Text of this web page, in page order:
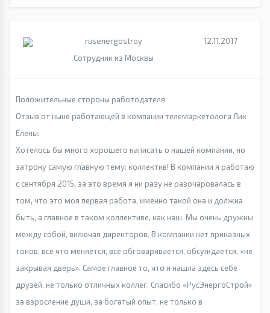
rusenergostroy
Сотрудник из Москвы
12.11.2017
Положительные стороны работодателя
Отзыв от ныне работающей в компании телемаркетолога Лик
Елены:
Хотелось бы много хорошего написать о нашей компании, но
затрону самую главную тему: коллектив! В компании я работаю
с сентября 2015, за это время я ни разу не разочаровалась в
том, что это моя первая работа, именно такой она и должна
быть, а главное в таком коллективе, как наш. Мы очень дружны
между собой, включая директоров. В компании нет приказных
тонов, все что меняется, все обговаривается, обсуждается, «не
закрывая дверь». Самое главное то, что я нашла здесь себе
друзей, не только отличных коллег. Спасибо «РусЭнергоСтрой»
за взросление души, за богатый опыт, не только в